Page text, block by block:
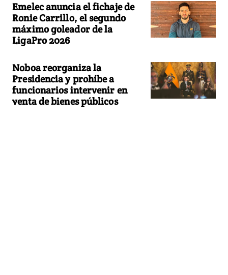
Emelec anuncia el fichaje de
Ronie Carrillo, el segundo
máximo goleador de la
LigaPro 2026
Noboa reorganiza la
Presidencia y prohíbe a
funcionarios intervenir en
venta de bienes públicos